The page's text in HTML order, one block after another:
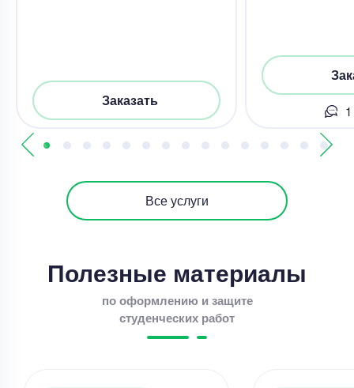
Заказать
Все услуги
Полезные материалы
по оформлению и защите
студенческих работ